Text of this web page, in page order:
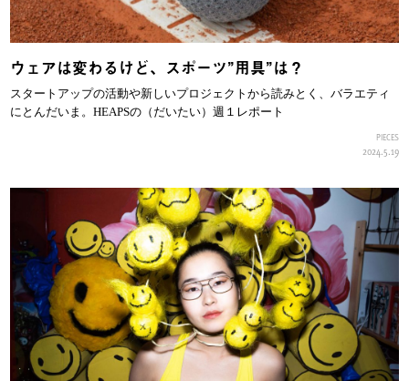
ウェアは変わるけど、スポーツ”用具”は？
スタートアップの活動や新しいプロジェクトから読みとく、バラエティ
にとんだいま。HEAPSの（だいたい）週１レポート
PIECES
2024.5.19